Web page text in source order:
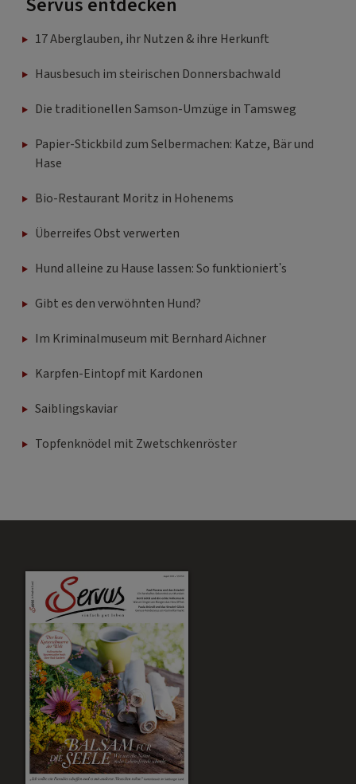
17 Aberglauben, ihr Nutzen & ihre Herkunft
Hausbesuch im steirischen Donnersbachwald
Die traditionellen Samson-Umzüge in Tamsweg
Papier-Stickbild zum Selbermachen: Katze, Bär und
Hase
Bio-Restaurant Moritz in Hohenems
Überreifes Obst verwerten
Hund alleine zu Hause lassen: So funktioniert's
Gibt es den verwöhnten Hund?
Im Kriminalmuseum mit Bernhard Aichner
Karpfen-Eintopf mit Kardonen
Saiblingskaviar
Topfenknödel mit Zwetschkenröster